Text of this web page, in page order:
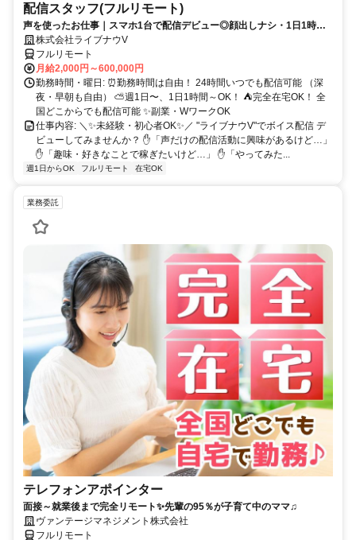
配信スタッフ(フルリモート)
声を使ったお仕事｜スマホ1台で配信デビュー◎顔出しナシ・1日1時間
～OK♪
株式会社ライブナウV
フルリモート
月給2,000円～600,000円
勤務時間・曜日: ⏰勤務時間は自由！ 24時間いつでも配信可能 （深
夜・早朝も自由） ⛅週1日〜、1日1時間～OK！ ⛺完全在宅OK！ 全
国どこからでも配信可能 ✨副業・WワークOK
仕事内容: ＼✨未経験・初心者OK✨／ "ライブナウV"でボイス配信 デ
ビューしてみませんか？ ✋「声だけの配信活動に興味があるけど…」
✋「趣味・好きなことで稼ぎたいけど…」 ✋「やってみた...
週1日からOK フルリモート 在宅OK
業務委託
テレフォンアポインター
面接～就業後まで完全リモート✨先輩の95％が子育て中のママ♫
ヴァンテージマネジメント株式会社
フルリモート